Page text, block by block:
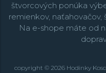
štvorcových ponúka
remienkov,
Na e-shope máte od
copyright © 2026 Hodinky